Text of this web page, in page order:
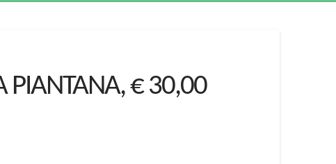
PIANTANA, € 30,00